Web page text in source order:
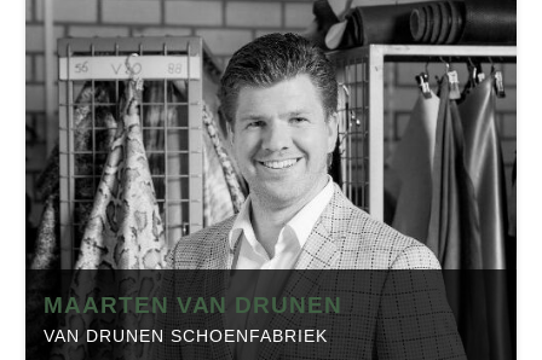
Schoenenfabriek H. Greve
Positie:Algemeen directeur
Telefoon: 0655158888
Website:greve.nl
Branche: Textiel
Locatie:Waalwijk
Made in Brabant is onderdeel van Regio Business, dé
Brabantse Business Community. Klik op onderstaande
MAARTEN VAN DRUNEN
VAN DRUNEN SCHOENFABRIEK